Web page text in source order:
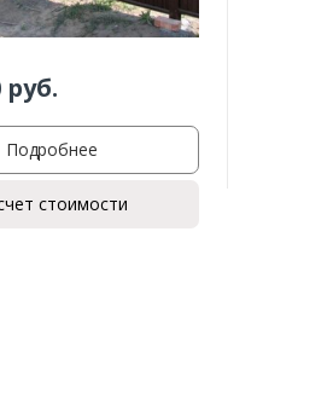
руб.
Подробнее
стоимости